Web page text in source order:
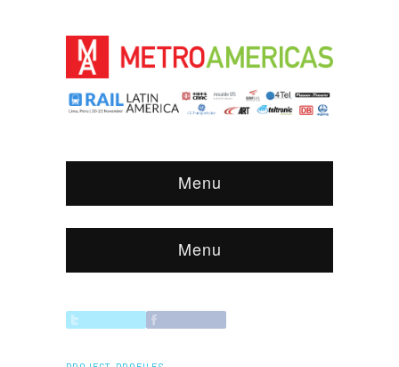
Menu
Menu